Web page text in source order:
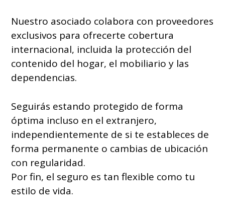
Nuestro asociado colabora con proveedores
exclusivos para ofrecerte cobertura
internacional, incluida la protección del
contenido del hogar, el mobiliario y las
dependencias.
Seguirás estando protegido de forma
óptima incluso en el extranjero,
independientemente de si te estableces de
forma permanente o cambias de ubicación
con regularidad.
Por fin, el seguro es tan flexible como tu
estilo de vida.